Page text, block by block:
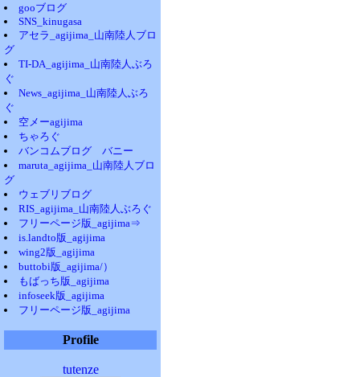
gooブログ
SNS_kinugasa
アセラ_agijima_山南陸人ブロ
グ
TI-DA_agijima_山南陸人ぶろ
ぐ
News_agijima_山南陸人ぶろ
ぐ
空メーagijima
ちゃろぐ
バンコムブログ バニー
maruta_agijima_山南陸人ブロ
グ
ウェブリブログ
RIS_agijima_山南陸人ぶろぐ
フリーページ版_agijima⇒
is.landto版_agijima
wing2版_agijima
buttobi版_agijima/）
もばっち版_agijima
infoseek版_agijima
フリーページ版_agijima
Profile
tutenze